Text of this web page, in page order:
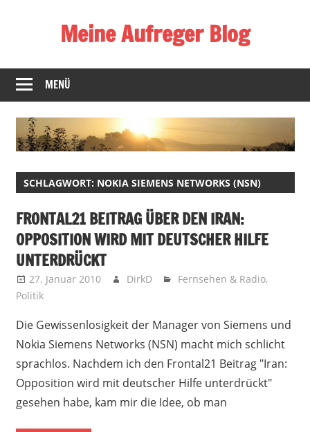
Meine Aufreger Blog
mich
positiv
negativ
aufregt
mir
MENÜ
SCHLAGWORT: NOKIA SIEMENS NETWORKS (NSN)
FRONTAL21 BEITRAG ÜBER DEN IRAN:
OPPOSITION WIRD MIT DEUTSCHER HILFE
UNTERDRÜCKT
27. Januar 2010 DirkD Fernsehen & Radio,
Politik
Die Gewissenlosigkeit der Manager von Siemens und
Nokia Siemens Networks (NSN) macht mich schlicht
sprachlos. Nachdem ich den Frontal21 Beitrag "Iran:
Opposition wird mit deutscher Hilfe unterdrückt"
gesehen habe, kam mir die Idee, ob man